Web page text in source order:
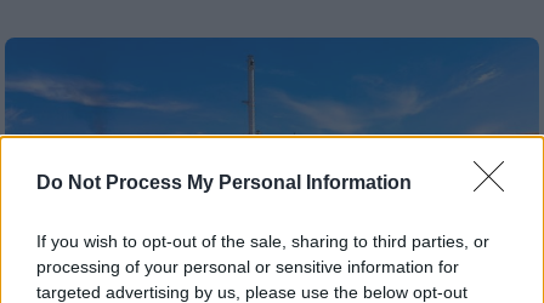
Do Not Process My Personal Information
If you wish to opt-out of the sale, sharing to third parties, or
processing of your personal or sensitive information for
targeted advertising by us, please use the below opt-out